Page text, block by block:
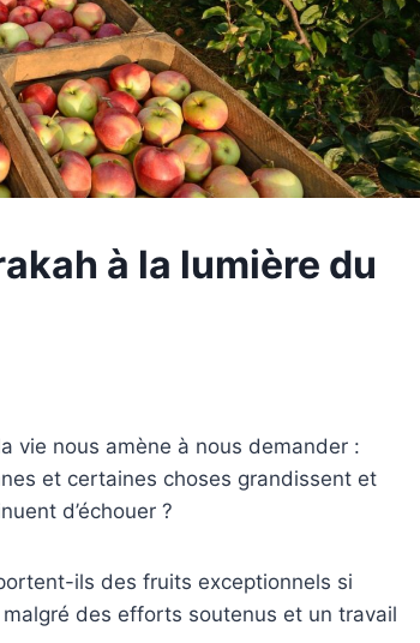
à la lumière du
vie nous amène à nous demander :
et certaines choses grandissent et
d’échouer ?
ils des fruits exceptionnels si
des efforts soutenus et un travail